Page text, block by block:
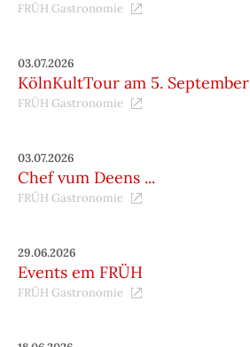
FRÜH Gastronomie
03.07.2026
KölnKultTour am 5. September
FRÜH Gastronomie
03.07.2026
Chef vum Deens ...
FRÜH Gastronomie
29.06.2026
Events em FRÜH
FRÜH Gastronomie